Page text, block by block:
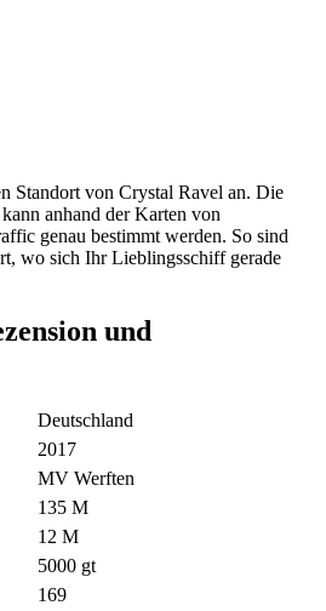
Standort von Crystal Ravel an. Die
anhand der Karten von
genau bestimmt werden. So sind
wo sich Ihr Lieblingsschiff gerade
und
Deutschland
2017
MV Werften
135 M
12 M
5000 gt
169